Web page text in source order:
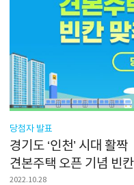
당첨자 발표
경기도 ‘인천’ 시대 활짝
견본주택 오픈 기념 빈칸
2022.10.28